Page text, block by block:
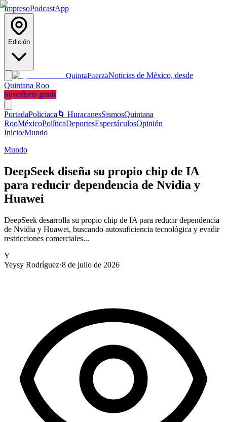
ImpresoPodcastApp
Edición
QuintaFuerzaNoticias de México, desde
Quintana Roo
Suscríbete gratis
PortadaPoliciaca 🌀 HuracanesSismosQuintana
RooMéxicoPolíticaDeportesEspectáculosOpinión
Inicio/Mundo
Mundo
DeepSeek diseña su propio chip de IA
para reducir dependencia de Nvidia y
Huawei
DeepSeek desarrolla su propio chip de IA para reducir dependencia
de Nvidia y Huawei, buscando autosuficiencia tecnológica y evadir
restricciones comerciales...
Y
Yeysy Rodríguez·8 de julio de 2026